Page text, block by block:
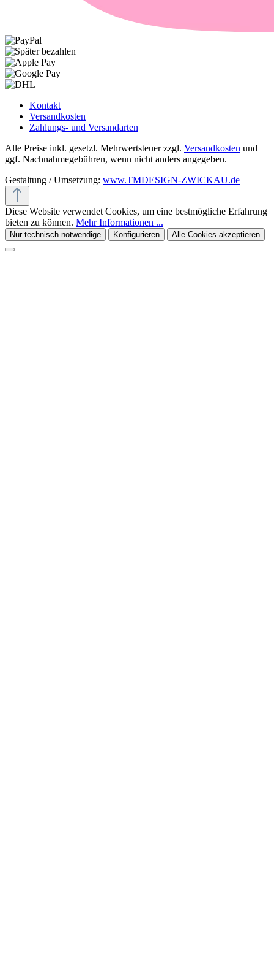
Kontakt
Versandkosten
Zahlungs- und Versandarten
Alle Preise inkl. gesetzl. Mehrwertsteuer zzgl. Versandkosten und
ggf. Nachnahmegebühren, wenn nicht anders angegeben.
Gestaltung / Umsetzung: www.TMDESIGN-ZWICKAU.de
Diese Website verwendet Cookies, um eine bestmögliche Erfahrung
bieten zu können. Mehr Informationen ...
Nur technisch notwendige Konfigurieren Alle Cookies akzeptieren